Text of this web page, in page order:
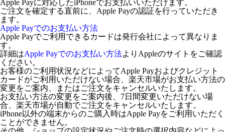
Apple Payに対応したiPhoneでお支払いいただけます。
ご注文を確定する直前に、Apple Payの認証を行っていただき
ます。
Apple Payでのお支払い方法
Apple Payでご利用できるカードは発行会社によって異なりま
す。
詳細はApple Payでのお支払い方法よりAppleのサイトをご確認
ください。
お客様のご利用状況などによってApple Payおよびクレジット
カードがご利用いただけない場合、楽天市場がお支払い方法の
変更をご案内、またはご注文をキャンセルいたします。
お支払い方法の変更をご案内後、7日間変更いただけない場
合、楽天市場が自動でご注文をキャンセルいたします。
iPhone以外の端末からのご購入時はApple Payをご利用いただく
ことができません。